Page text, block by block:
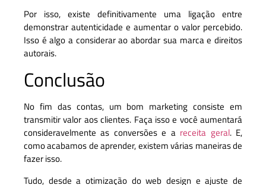
Por isso, existe definitivamente uma ligação entre
demonstrar autenticidade e aumentar o valor percebido.
Isso é algo a considerar ao abordar sua marca e direitos
autorais.
Conclusão
No fim das contas, um bom marketing consiste em
transmitir valor aos clientes. Faça isso e você aumentará
consideravelmente as conversões e a receita geral. E,
como acabamos de aprender, existem várias maneiras de
fazer isso.
Tudo, desde a otimização do web design e ajuste de